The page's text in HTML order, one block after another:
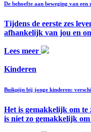
De behoefte aan beweging van een
Tijdens de eerste zes
afhankelijk van jou en
Lees meer
Kinderen
Buikpijn bij jonge kinderen:
Het is gemakkelijk om
is niet zo gemakkelijk